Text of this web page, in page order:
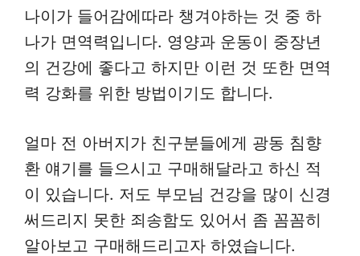
나이가 들어감에따라 챙겨야하는 것 중 하
나가 면역력입니다. 영양과 운동이 중장년
의 건강에 좋다고 하지만 이런 것 또한 면역
력 강화를 위한 방법이기도 합니다.
얼마 전 아버지가 친구분들에게 광동 침향
환 얘기를 들으시고 구매해달라고 하신 적
이 있습니다. 저도 부모님 건강을 많이 신경
써드리지 못한 죄송함도 있어서 좀 꼼꼼히
알아보고 구매해드리고자 하였습니다.